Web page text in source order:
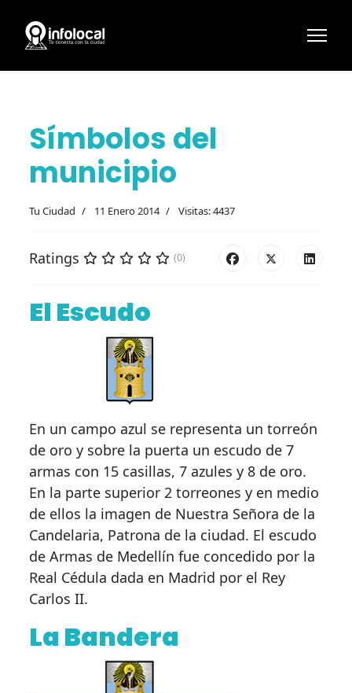
Símbolos del
municipio
Tu Ciudad 11 Enero 2014 Visitas: 4437
Ratings (0)
El Escudo
En un campo azul se representa un torreón
de oro y sobre la puerta un escudo de 7
armas con 15 casillas, 7 azules y 8 de oro.
En la parte superior 2 torreones y en medio
de ellos la imagen de Nuestra Señora de la
Candelaria, Patrona de la ciudad. El escudo
de Armas de Medellín fue concedido por la
Real Cédula dada en Madrid por el Rey
Carlos II.
La Bandera